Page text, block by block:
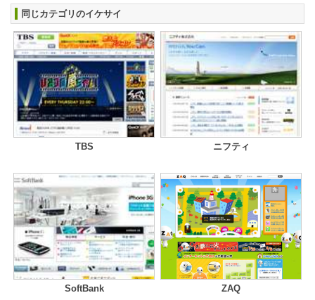
同じカテゴリのイケサイ
TBS ニフティ
SoftBank ZAQ